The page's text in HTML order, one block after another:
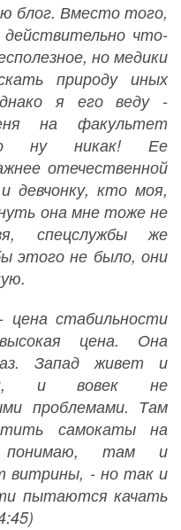
блог. Вместо того,
что-
но медики
природу иных
я его веду -
на факультет
ну никак! Ее
отечественной
девчонку, кто моя,
она мне тоже не
спецслужбы же
этого не было, они
стабильности
цена. Она
Запад живет и
и вовек не
проблемами. Там
самокаты на
понимаю, там и
витрины, - но так и
пытаются качать